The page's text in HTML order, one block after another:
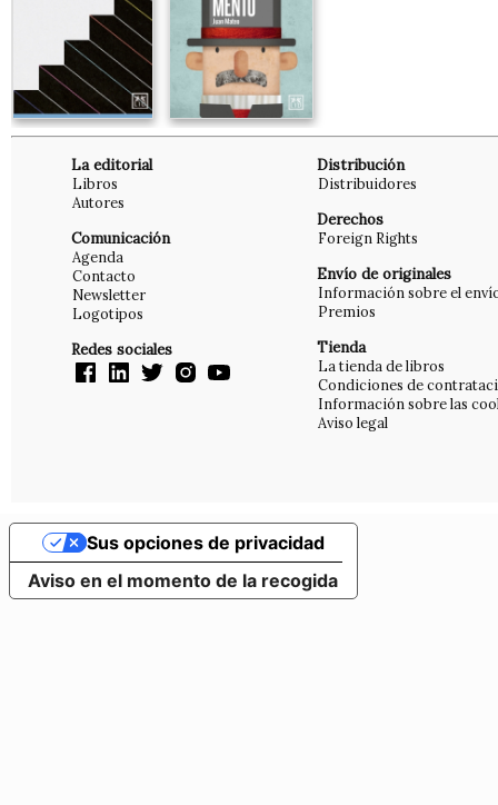
La editorial
Libros
Autores
Comunicación
Agenda
Contacto
Newsletter
Logotipos
Redes sociales
Distribución
Distribuidores
Derechos
Foreign Rights
Envío de originales
Información sobre el
Premios
Tienda
La tienda de libros
Condiciones de
Información sobre las
Aviso legal
Aviso en el momento de la recogida
Sus opciones de privacidad